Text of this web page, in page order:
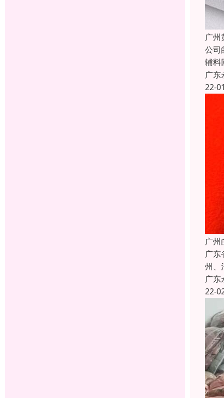
广州
公司
辅料
广东
22-
广州
广东
州
广东
22-